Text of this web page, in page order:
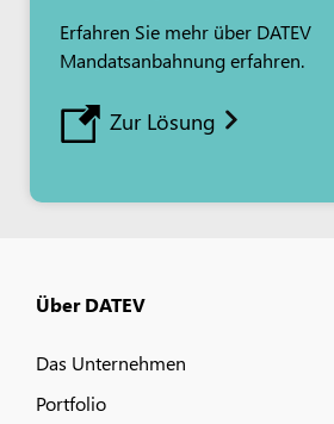
Erfahren Sie mehr über DATEV
Mandatsanbahnung erfahren.
Zur Lösung
Über DATEV
Das Unternehmen
Portfolio